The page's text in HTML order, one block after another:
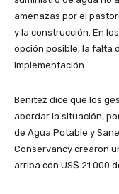
amenazas por el
y la construcción. En
opción posible, la falta
implementación.
Benitez dice que los
abordar la situación,
de Agua Potable y
Conservancy crearon
arriba con US$ 21.000